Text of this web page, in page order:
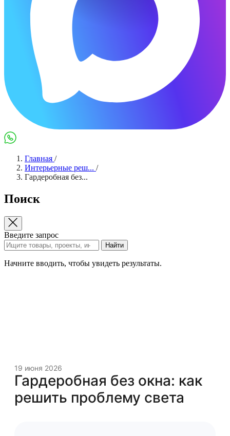
MaxWhatsApp
Главная /
Интерьерные реш... /
Гардеробная без...
Поиск
Введите запрос
Найти
Начните вводить, чтобы увидеть результаты.
19 июня 2026
Гардеробная без окна: как
решить проблему света